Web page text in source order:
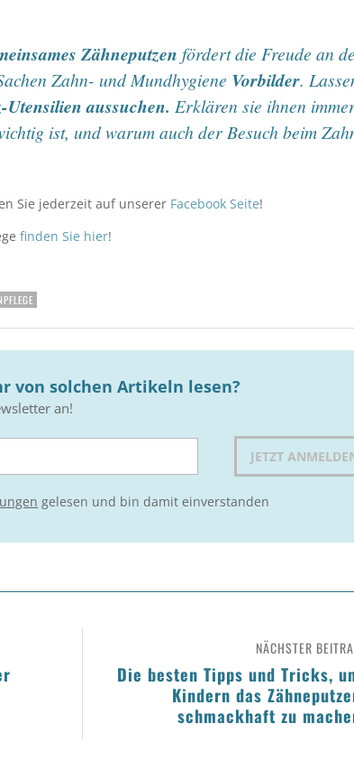
Zähneputzen fördert die Freude an
Zahn- und Mundhygiene Vorbilder.
Utensilien aussuchen. Erklären sie ihnen
ist, und warum auch der Besuch beim
Sie jederzeit auf unserer Facebook Seite!
finden Sie hier!
von solchen Artikeln lesen?
an!
gelesen und bin damit einverstanden
NÄCHSTER
Die besten Tipps und Tricks,
Kindern das
schmackhaft zu